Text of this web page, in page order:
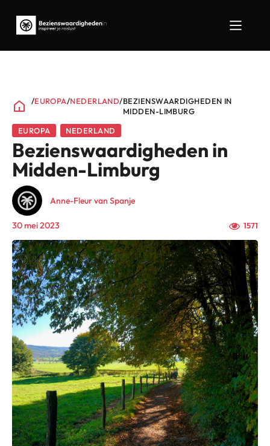
/EUROPA/NEDERLAND/BEZIENSWAARDIGHEDEN IN
MIDDEN-LIMBURG
EUROPA
NEDERLAND
Bezienswaardigheden in
Midden-Limburg
Anne-Fleur van Spanje
30 mei 2023 1571